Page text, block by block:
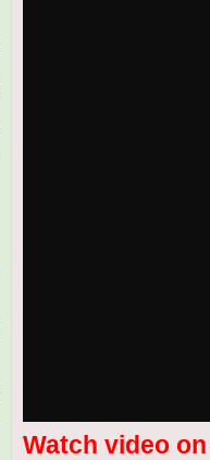
Watch video on